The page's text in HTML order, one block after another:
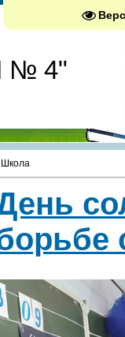
№ 4"
Школа